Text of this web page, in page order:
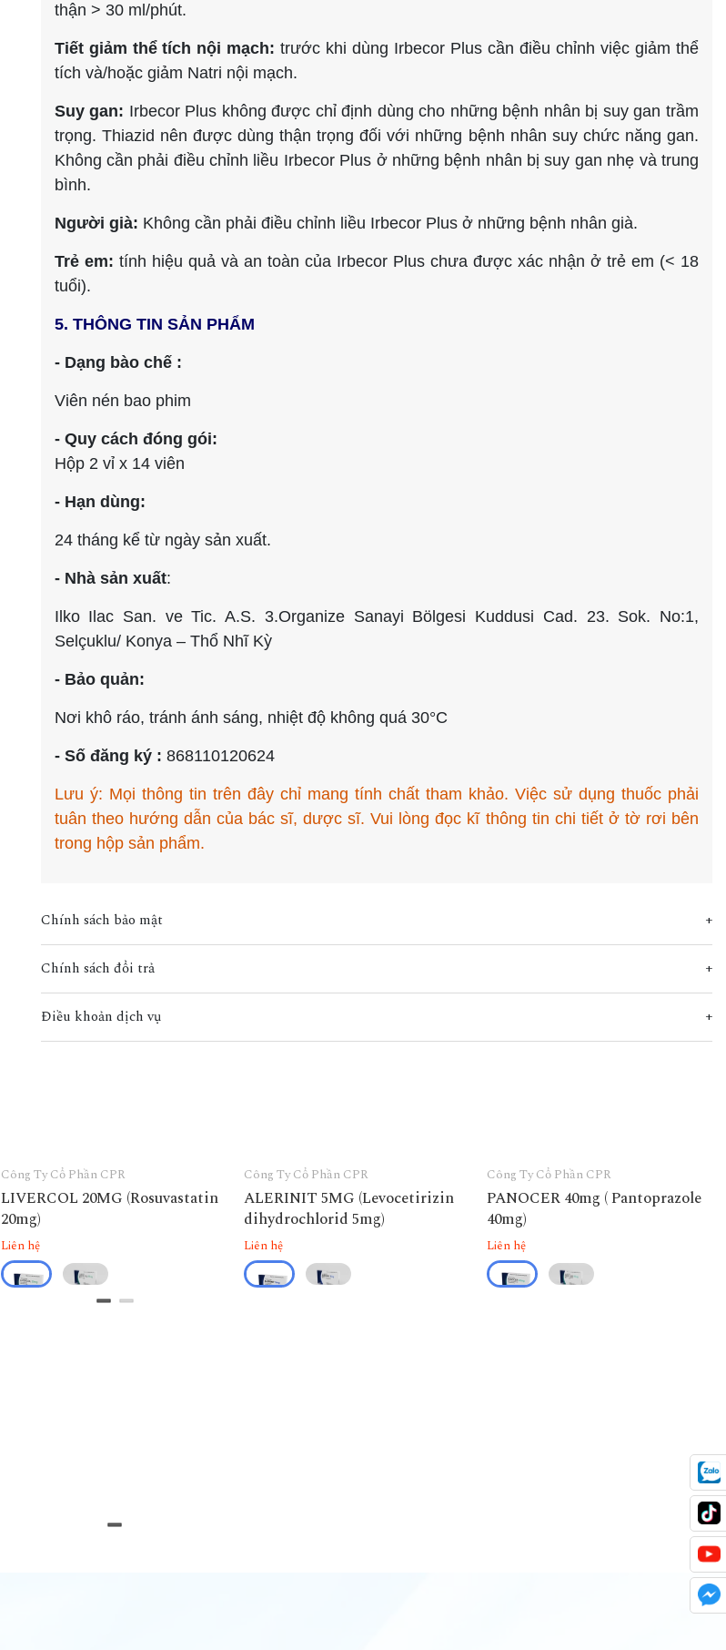
thận > 30 ml/phút.
Tiết giảm thể tích nội mạch: trước khi dùng Irbecor Plus cần điều chỉnh việc giảm thể
tích và/hoặc giảm Natri nội mạch.
Suy gan: Irbecor Plus không được chỉ định dùng cho những bệnh nhân bị suy gan trầm
trọng. Thiazid nên được dùng thận trọng đối với những bệnh nhân suy chức năng gan.
Không cần phải điều chỉnh liều Irbecor Plus ở những bệnh nhân bị suy gan nhẹ và trung
bình.
Người già: Không cần phải điều chỉnh liều Irbecor Plus ở những bệnh nhân già.
Trẻ em: tính hiệu quả và an toàn của Irbecor Plus chưa được xác nhận ở trẻ em (< 18
tuổi).
5. THÔNG TIN SẢN PHẨM
- Dạng bào chế :
Viên nén bao phim
- Quy cách đóng gói:
Hộp 2 vỉ x 14 viên
- Hạn dùng:
24 tháng kể từ ngày sản xuất.
- Nhà sản xuất:
Ilko Ilac San. ve Tic. A.S. 3.Organize Sanayi Bölgesi Kuddusi Cad. 23. Sok. No:1,
Selçuklu/ Konya – Thổ Nhĩ Kỳ
- Bảo quản:
Nơi khô ráo, tránh ánh sáng, nhiệt độ không quá 30°C
- Số đăng ký : 868110120624
Lưu ý: Mọi thông tin trên đây chỉ mang tính chất tham khảo. Việc sử dụng thuốc phải
tuân theo hướng dẫn của bác sĩ, dược sĩ. Vui lòng đọc kĩ thông tin chi tiết ở tờ rơi bên
trong hộp sản phẩm.
Chính sách bảo mật
Chính sách đổi trả
Điều khoản dịch vụ
Công Ty Cổ Phần CPR
LIVERCOL 20MG (Rosuvastatin
20mg)
Liên hệ
Công Ty Cổ Phần CPR
ALERINIT 5MG (Levocetirizin
dihydrochlorid 5mg)
Liên hệ
Công Ty Cổ Phần CPR
PANOCER 40mg ( Pantoprazole
40mg)
Liên hệ